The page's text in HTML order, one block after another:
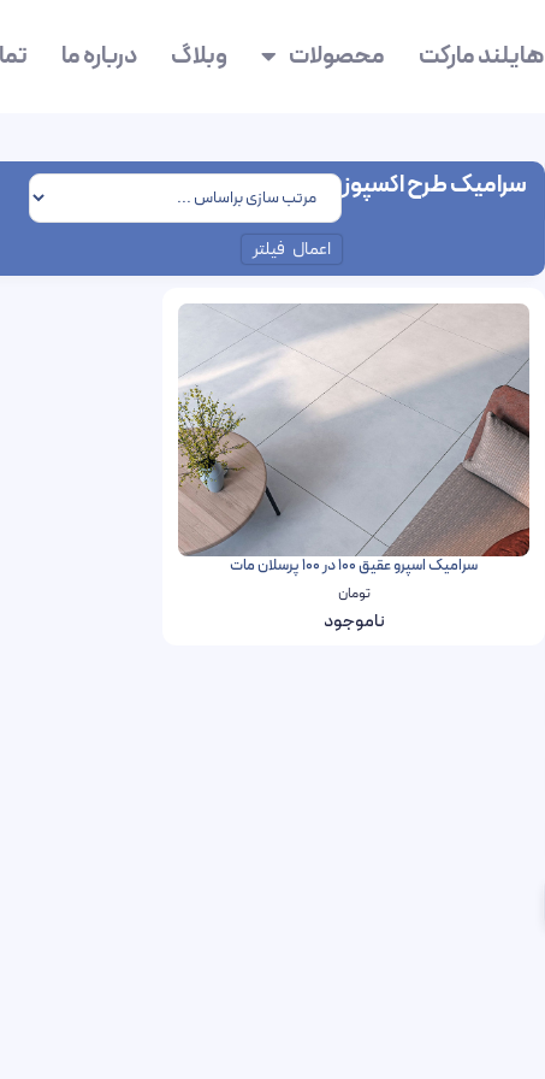
هایلند مارکت محصولات وبلاگ درباره ما
سرامیک طرح اکسپوز
اعمال فیلتر
سرامیک اسپرو عقیق 100 در 100 پرسلان مات
تومان
ناموجود